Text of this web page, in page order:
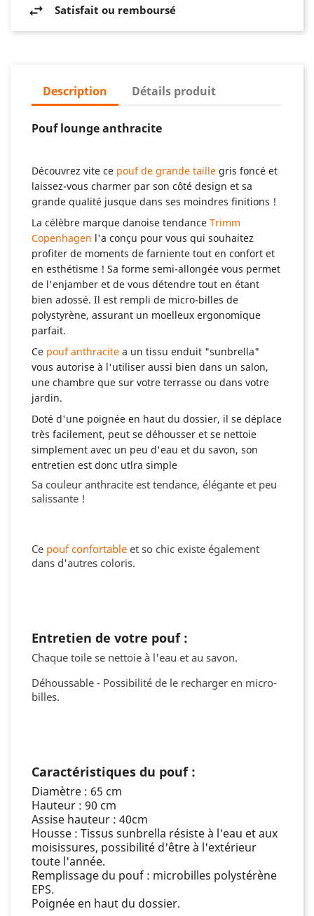
Satisfait ou remboursé
Description Détails produit
Pouf lounge anthracite
Découvrez vite ce pouf de grande taille gris foncé et
laissez-vous charmer par son côté design et sa
grande qualité jusque dans ses moindres finitions !
La célèbre marque danoise tendance Trimm
Copenhagen l'a conçu pour vous qui souhaitez
profiter de moments de farniente tout en confort et
en esthétisme ! Sa forme semi-allongée vous permet
de l'enjamber et de vous détendre tout en étant
bien adossé. Il est rempli de micro-billes de
polystyrène, assurant un moelleux ergonomique
parfait.
Ce pouf anthracite a un tissu enduit "sunbrella"
vous autorise à l'utiliser aussi bien dans un salon,
une chambre que sur votre terrasse ou dans votre
jardin.
Doté d'une poignée en haut du dossier, il se déplace
très facilement, peut se déhousser et se nettoie
simplement avec un peu d'eau et du savon, son
entretien est donc utlra simple
Sa couleur anthracite est tendance, élégante et peu
salissante !
Ce pouf confortable et so chic existe également
dans d'autres coloris.
Entretien de votre pouf :
Chaque toile se nettoie à l'eau et au savon.
Déhoussable - Possibilité de le recharger en micro-
billes.
Caractéristiques du pouf :
Diamètre : 65 cm
Hauteur : 90 cm
Assise hauteur : 40cm
Housse : Tissus sunbrella résiste à l'eau et aux
moisissures, possibilité d'être à l'extérieur
toute l'année.
Remplissage du pouf : microbilles polystérène
EPS.
Poignée en haut du dossier.